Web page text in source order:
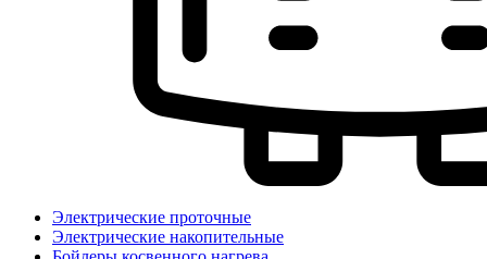
Электрические проточные
Электрические накопительные